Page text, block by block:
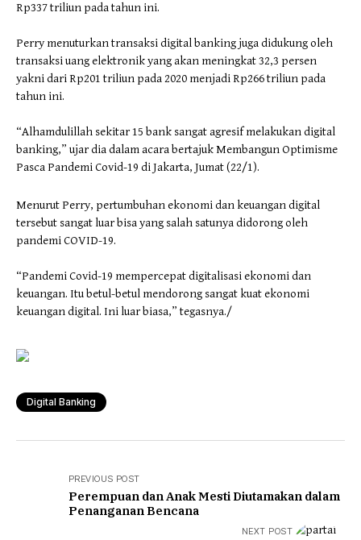
Rp337 triliun pada tahun ini.
Perry menuturkan transaksi digital banking juga didukung oleh
transaksi uang elektronik yang akan meningkat 32,3 persen
yakni dari Rp201 triliun pada 2020 menjadi Rp266 triliun pada
tahun ini.
“Alhamdulillah sekitar 15 bank sangat agresif melakukan digital
banking,” ujar dia dalam acara bertajuk Membangun Optimisme
Pasca Pandemi Covid-19 di Jakarta, Jumat (22/1).
Menurut Perry, pertumbuhan ekonomi dan keuangan digital
tersebut sangat luar bisa yang salah satunya didorong oleh
pandemi COVID-19.
“Pandemi Covid-19 mempercepat digitalisasi ekonomi dan
keuangan. Itu betul-betul mendorong sangat kuat ekonomi
keuangan digital. Ini luar biasa,” tegasnya./
Digital Banking
PREVIOUS POST
Perempuan dan Anak Mesti Diutamakan dalam
Penanganan Bencana
NEXT POST